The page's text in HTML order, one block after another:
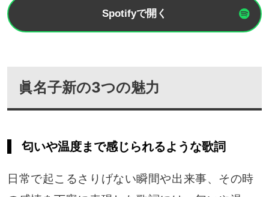
Spotifyで開く
眞名子新の3つの魅力
匂いや温度まで感じられるような歌詞
日常で起こるさりげない瞬間や出来事、その時